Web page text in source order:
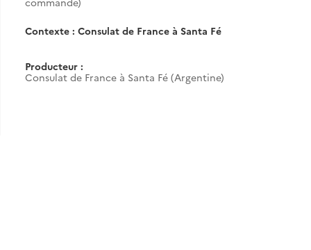
Contexte : Consulat de France à Santa Fé
Producteur :
Consulat de France à Santa Fé (Argentine)